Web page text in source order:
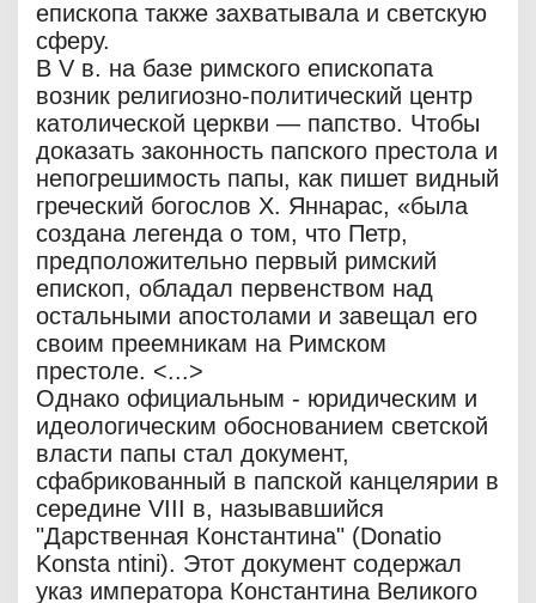
епископа также захватывала и светскую
сферу.
В V в. на базе римского епископата
возник религиозно-политический центр
католической церкви — папство. Чтобы
доказать законность папского престола и
непогрешимость папы, как пишет видный
греческий богослов X. Яннарас, «была
создана легенда о том, что Петр,
предположительно первый римский
епископ, обладал первенством над
остальными апостолами и завещал его
своим преемникам на Римском
престоле. <...>
Однако официальным - юридическим и
идеологическим обоснованием светской
власти папы стал документ,
сфабрикованный в папской канцелярии в
середине VIII в, называвшийся
"Дарственная Константина" (Donatio
Konsta ntini). Этот документ содержал
указ императора Константина Великого